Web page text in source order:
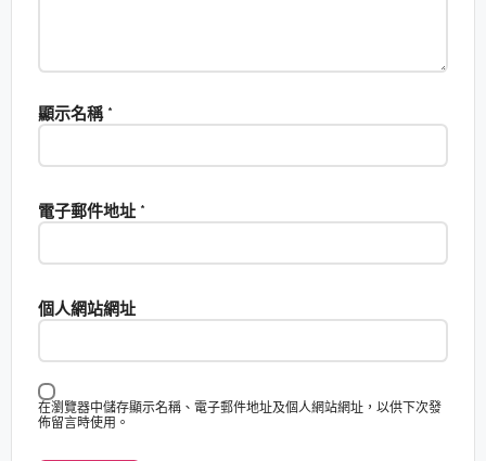
顯示名稱 *
電子郵件地址 *
個人網站網址
在瀏覽器中儲存顯示名稱、電子郵件地址及個人網站網址，以供下次發
佈留言時使用。